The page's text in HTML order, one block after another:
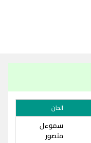
الحان
سموءل
منصور